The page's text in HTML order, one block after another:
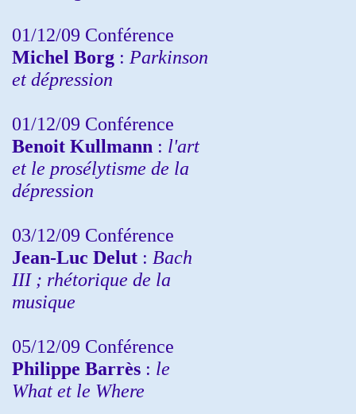
01/12/09 Conférence
Michel Borg : Parkinson
et dépression
01/12/09 Conférence
Benoit Kullmann : l'art
et le prosélytisme de la
dépression
03/12/09 Conférence
Jean-Luc Delut : Bach
III ; rhétorique de la
musique
05/12/09 Conférence
Philippe Barrès : le
What et le Where